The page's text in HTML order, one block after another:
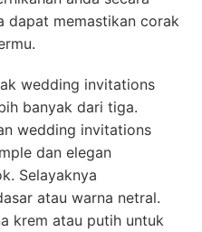
dapat memastikan corak
wedding invitations
banyak dari tiga.
wedding invitations
dan elegan
Selayaknya
atau warna netral.
krem atau putih untuk